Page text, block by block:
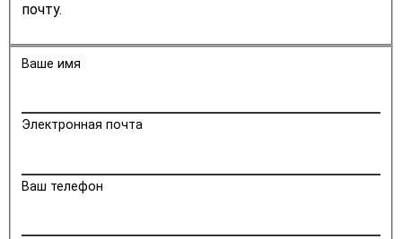
почту.
Ваше имя
Электронная почта
Ваш телефон